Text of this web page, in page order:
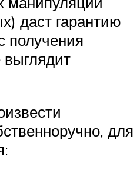
даст гарантию
получения
выглядит
для